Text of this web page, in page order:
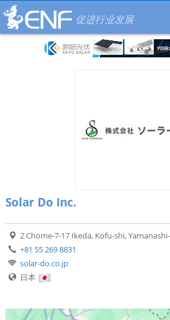
促进行业发展
Solar Do Inc.
2 Chome-7-17 Ikeda, Kofu-shi,
+81 55 269 8831
solar-do.co.jp
日本